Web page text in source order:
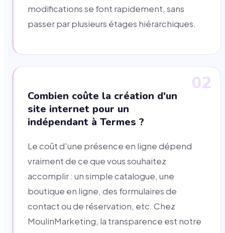
modifications se font rapidement, sans
passer par plusieurs étages hiérarchiques.
02
Combien coûte la création d'un
site internet pour un
indépendant à Termes ?
Le coût d'une présence en ligne dépend
vraiment de ce que vous souhaitez
accomplir : un simple catalogue, une
boutique en ligne, des formulaires de
contact ou de réservation, etc. Chez
MoulinMarketing, la transparence est notre